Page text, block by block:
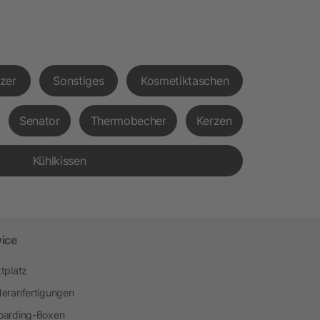
Sonstiges Kosmetiktaschen
Senator Thermobecher Kerzen
Kühlkissen
Boxen